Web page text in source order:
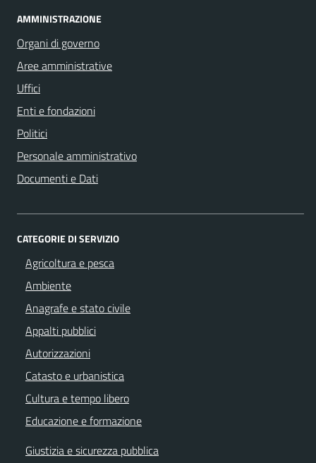
AMMINISTRAZIONE
Organi di governo
Aree amministrative
Uffici
Enti e fondazioni
Politici
Personale amministrativo
Documenti e Dati
CATEGORIE DI SERVIZIO
Agricoltura e pesca
Ambiente
Anagrafe e stato civile
Appalti pubblici
Autorizzazioni
Catasto e urbanistica
Cultura e tempo libero
Educazione e formazione
Giustizia e sicurezza pubblica